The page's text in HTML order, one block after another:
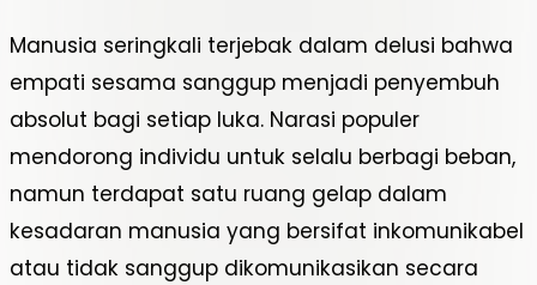
Manusia seringkali terjebak dalam delusi bahwa
empati sesama sanggup menjadi penyembuh
absolut bagi setiap luka. Narasi populer
mendorong individu untuk selalu berbagi beban,
namun terdapat satu ruang gelap dalam
kesadaran manusia yang bersifat inkomunikabel
atau tidak sanggup dikomunikasikan secara